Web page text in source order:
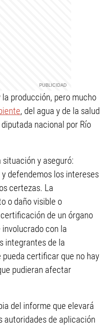
producción, pero mucho
, del agua y de la salud
nacional por Río
y aseguró:
defendemos los intereses
certezas. La
o daño visible o
de un órgano
con la
integrantes de la
certificar que no hay
pudieran afectar
del informe que elevará
autoridades de aplicación